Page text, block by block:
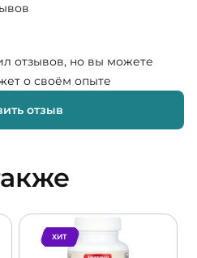
отзывов, но вы можете
о своём опыте
отзыв
ХИТ